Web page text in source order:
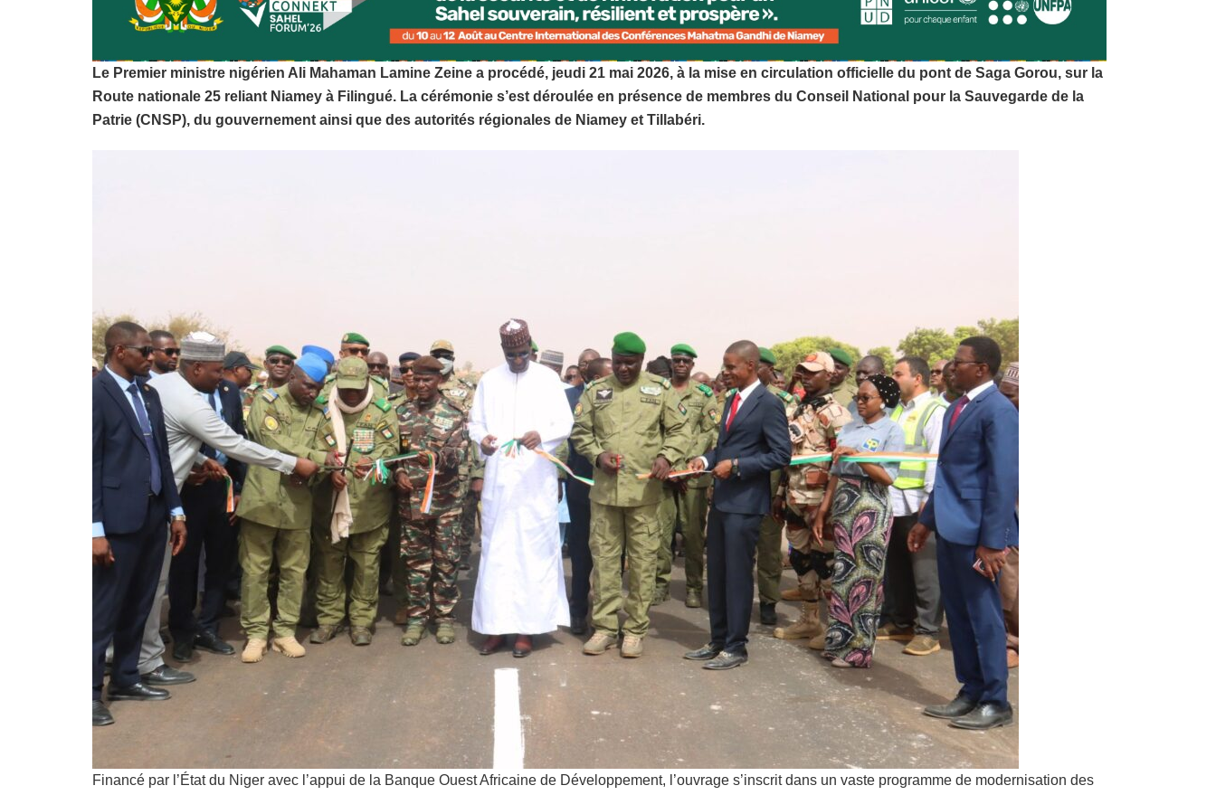
Le Premier ministre nigérien Ali Mahaman Lamine Zeine a procédé, jeudi 21 mai 2026, à la mise en circulation officielle du pont de Saga Gorou, sur la
Route nationale 25 reliant Niamey à Filingué. La cérémonie s’est déroulée en présence de membres du Conseil National pour la Sauvegarde de la
Patrie (CNSP), du gouvernement ainsi que des autorités régionales de Niamey et Tillabéri.
Financé par l’État du Niger avec l’appui de la Banque Ouest Africaine de Développement, l’ouvrage s’inscrit dans un vaste programme de modernisation des